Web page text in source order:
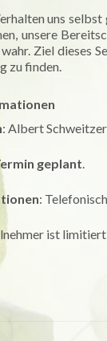
uns
unsere
Ziel dieses
zu finden.
: Albert
geplant.
:
ist